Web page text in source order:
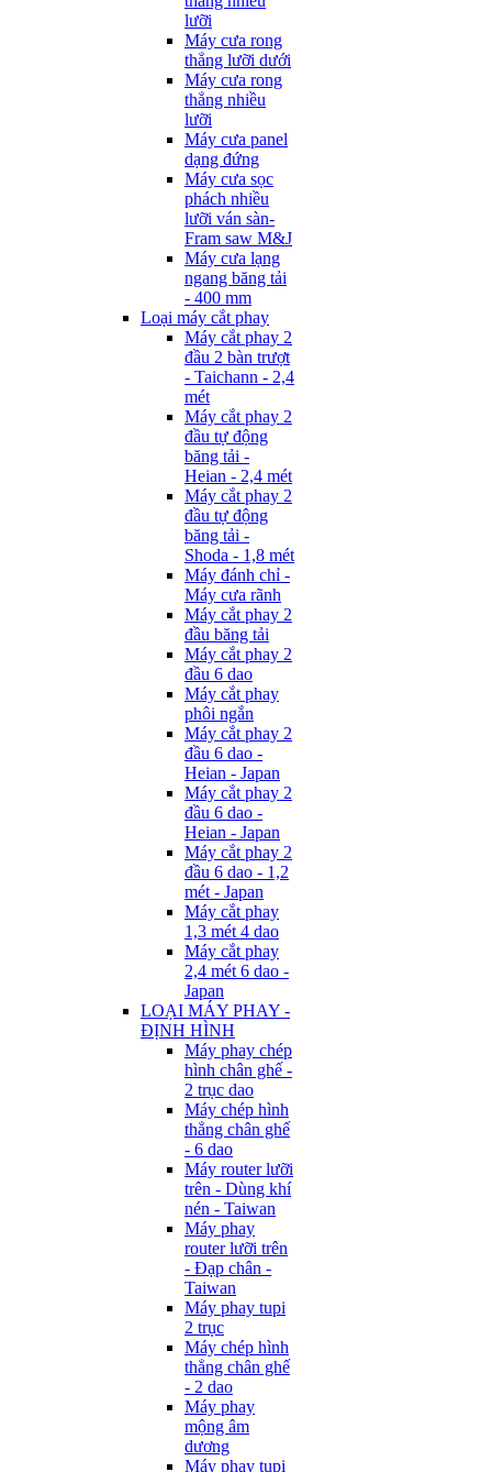
lưỡi
Máy cưa rong
thẳng lưỡi dưới
Máy cưa rong
thẳng nhiều
lưỡi
Máy cưa panel
dạng đứng
Máy cưa sọc
phách nhiều
lưỡi ván sàn-
Fram saw M&J
Máy cưa lạng
ngang băng tải
- 400 mm
Loại máy cắt phay
Máy cắt phay 2
đầu 2 bàn trượt
- Taichann - 2,4
mét
Máy cắt phay 2
đầu tự động
băng tải -
Heian - 2,4 mét
Máy cắt phay 2
đầu tự động
băng tải -
Shoda - 1,8 mét
Máy đánh chỉ -
Máy cưa rãnh
Máy cắt phay 2
đầu băng tải
Máy cắt phay 2
đầu 6 dao
Máy cắt phay
phôi ngắn
Máy cắt phay 2
đầu 6 dao -
Heian - Japan
Máy cắt phay 2
đầu 6 dao -
Heian - Japan
Máy cắt phay 2
đầu 6 dao - 1,2
mét - Japan
Máy cắt phay
1,3 mét 4 dao
Máy cắt phay
2,4 mét 6 dao -
Japan
LOẠI MÁY PHAY -
ĐỊNH HÌNH
Máy phay chép
hình chân ghế -
2 trục dao
Máy chép hình
thẳng chân ghế
- 6 dao
Máy router lưỡi
trên - Dùng khí
nén - Taiwan
Máy phay
router lưỡi trên
- Đạp chân -
Taiwan
Máy phay tupi
2 trục
Máy chép hình
thẳng chân ghế
- 2 dao
Máy phay
mộng âm
dương
Máy phay tupi